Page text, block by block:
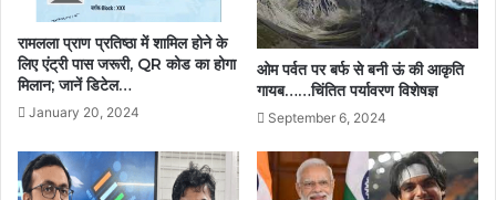
रामलला प्राण प्रतिष्ठा में शामिल होने के
लिए एंट्री पास जरूरी, QR कोड का होगा
मिलान; जानें डिटेल…
January 20, 2024
ओम पर्वत पर बर्फ से बनी ऊं की आकृति
गायब……चिंतित पर्यावरण विशेषज्ञ
September 6, 2024